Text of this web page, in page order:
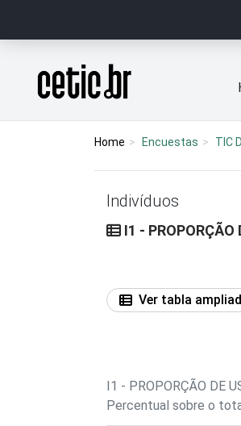
Página inicial
Home Encuestas TIC
Indivíduos
I1 - PROPORÇÃO
Ver tabla
I1 - PROPORÇÃO DE
Percentual sobre o